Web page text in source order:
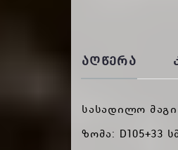
ᲐᲦᲬᲔᲠᲐ
სასადილო
ზომა: D105+33